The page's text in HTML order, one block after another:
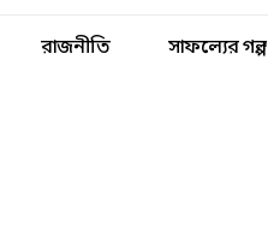
রাজনীতি সাফল্যের গল্প